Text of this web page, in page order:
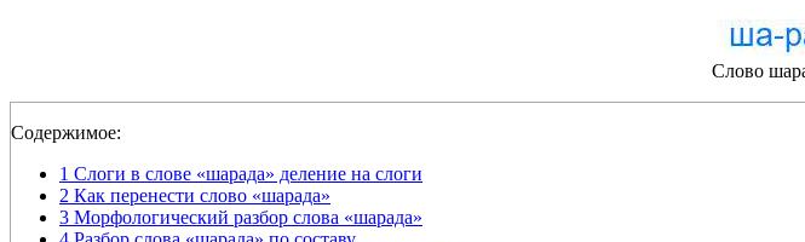
Слово
Содержимое:
1 Слоги в слове «шарада» деление на слоги
2 Как перенести слово «шарада»
3 Морфологический разбор слова «шарада»